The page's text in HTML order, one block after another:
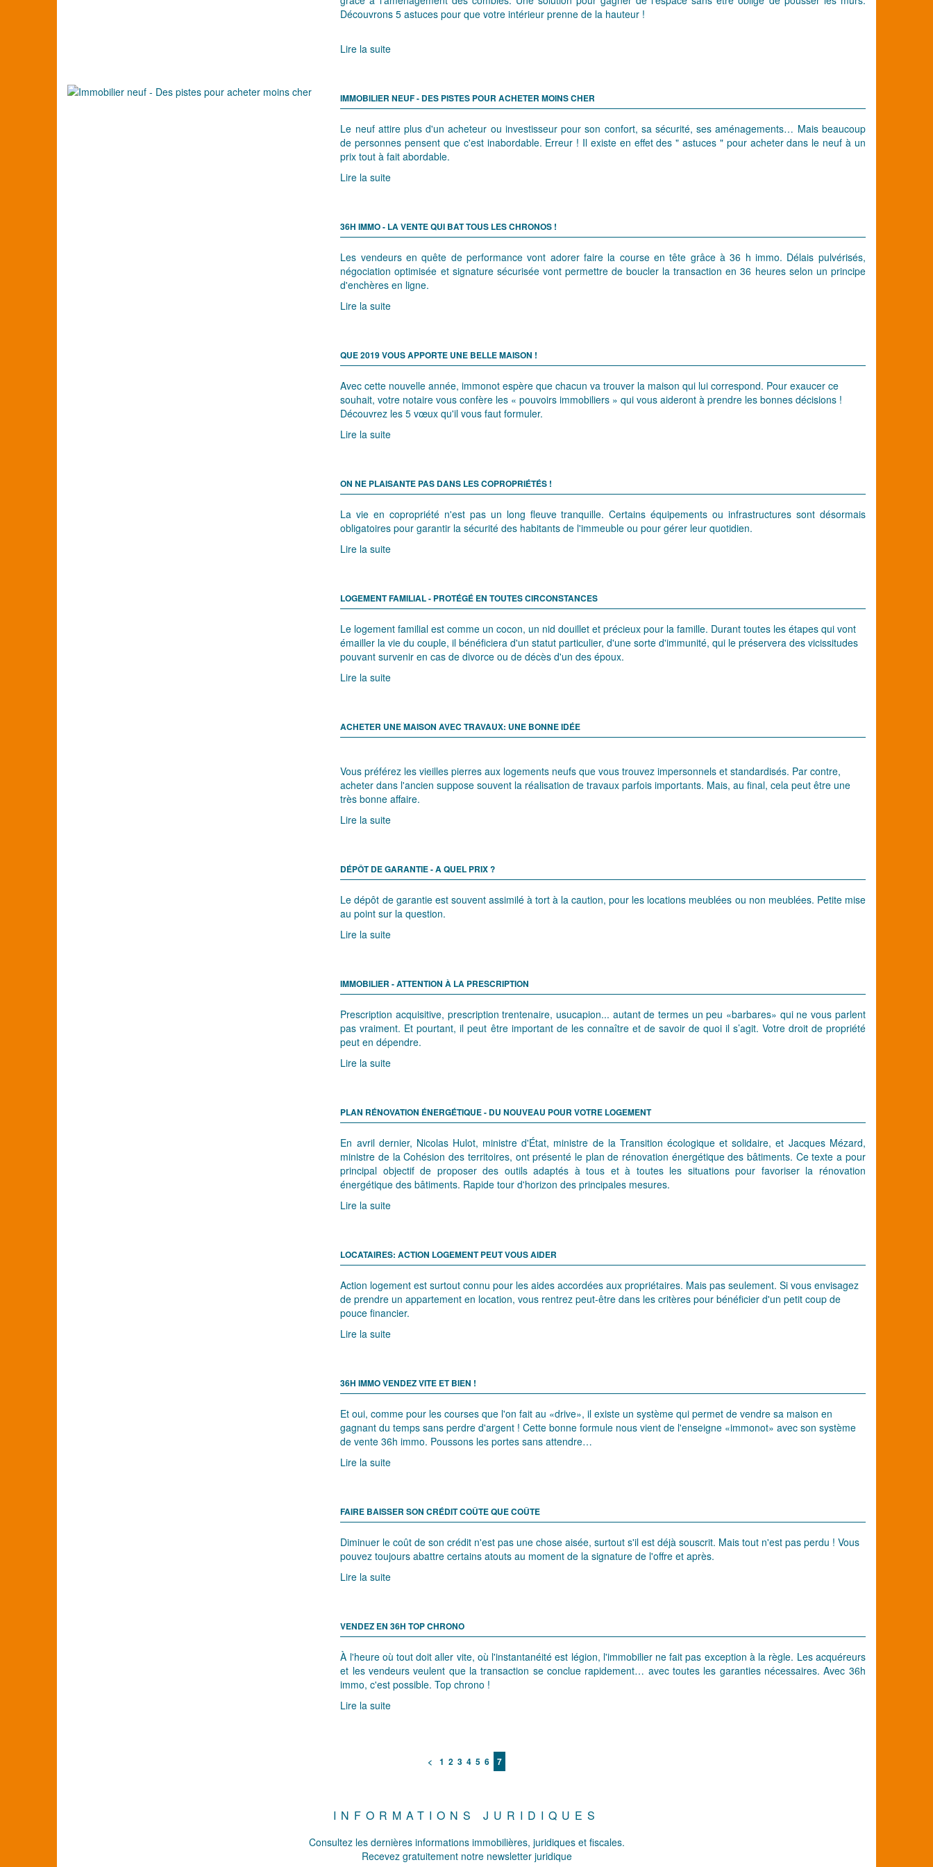
Découvrons 5 astuces pour que votre intérieur prenne de la hauteur !
Lire la suite
IMMOBILIER NEUF - DES PISTES POUR ACHETER MOINS CHER
Le neuf attire plus d'un acheteur ou investisseur pour son confort, sa sécurité, ses aménagements… Mais beaucoup
de personnes pensent que c'est inabordable. Erreur ! Il existe en effet des " astuces " pour acheter dans le neuf à un
prix tout à fait abordable.
Lire la suite
36H IMMO - LA VENTE QUI BAT TOUS LES CHRONOS !
Les vendeurs en quête de performance vont adorer faire la course en tête grâce à 36 h immo. Délais pulvérisés,
négociation optimisée et signature sécurisée vont permettre de boucler la transaction en 36 heures selon un principe
d'enchères en ligne.
Lire la suite
QUE 2019 VOUS APPORTE UNE BELLE MAISON !
Avec cette nouvelle année, immonot espère que chacun va trouver la maison qui lui correspond. Pour exaucer ce
souhait, votre notaire vous confère les « pouvoirs immobiliers » qui vous aideront à prendre les bonnes décisions !
Découvrez les 5 vœux qu'il vous faut formuler.
Lire la suite
ON NE PLAISANTE PAS DANS LES COPROPRIÉTÉS !
La vie en copropriété n'est pas un long fleuve tranquille. Certains équipements ou infrastructures sont désormais
obligatoires pour garantir la sécurité des habitants de l'immeuble ou pour gérer leur quotidien.
Lire la suite
LOGEMENT FAMILIAL - PROTÉGÉ EN TOUTES CIRCONSTANCES
Le logement familial est comme un cocon, un nid douillet et précieux pour la famille. Durant toutes les étapes qui vont
émailler la vie du couple, il bénéficiera d'un statut particulier, d'une sorte d'immunité, qui le préservera des vicissitudes
pouvant survenir en cas de divorce ou de décès d'un des époux.
Lire la suite
ACHETER UNE MAISON AVEC TRAVAUX: UNE BONNE IDÉE
Vous préférez les vieilles pierres aux logements neufs que vous trouvez impersonnels et standardisés. Par contre,
acheter dans l'ancien suppose souvent la réalisation de travaux parfois importants. Mais, au final, cela peut être une
très bonne affaire.
Lire la suite
DÉPÔT DE GARANTIE - A QUEL PRIX ?
Le dépôt de garantie est souvent assimilé à tort à la caution, pour les locations meublées ou non meublées. Petite mise
au point sur la question.
Lire la suite
IMMOBILIER - ATTENTION À LA PRESCRIPTION
Prescription acquisitive, prescription trentenaire, usucapion... autant de termes un peu «barbares» qui ne vous parlent
pas vraiment. Et pourtant, il peut être important de les connaître et de savoir de quoi il s’agit. Votre droit de propriété
peut en dépendre.
Lire la suite
PLAN RÉNOVATION ÉNERGÉTIQUE - DU NOUVEAU POUR VOTRE LOGEMENT
En avril dernier, Nicolas Hulot, ministre d'État, ministre de la Transition écologique et solidaire, et Jacques Mézard,
ministre de la Cohésion des territoires, ont présenté le plan de rénovation énergétique des bâtiments. Ce texte a pour
principal objectif de proposer des outils adaptés à tous et à toutes les situations pour favoriser la rénovation
énergétique des bâtiments. Rapide tour d'horizon des principales mesures.
Lire la suite
LOCATAIRES: ACTION LOGEMENT PEUT VOUS AIDER
Action logement est surtout connu pour les aides accordées aux propriétaires. Mais pas seulement. Si vous envisagez
de prendre un appartement en location, vous rentrez peut-être dans les critères pour bénéficier d'un petit coup de
pouce financier.
Lire la suite
36H IMMO VENDEZ VITE ET BIEN !
Et oui, comme pour les courses que l'on fait au «drive», il existe un système qui permet de vendre sa maison en
gagnant du temps sans perdre d'argent ! Cette bonne formule nous vient de l'enseigne «immonot» avec son système
de vente 36h immo. Poussons les portes sans attendre…
Lire la suite
FAIRE BAISSER SON CRÉDIT COÛTE QUE COÛTE
Diminuer le coût de son crédit n'est pas une chose aisée, surtout s'il est déjà souscrit. Mais tout n'est pas perdu ! Vous
pouvez toujours abattre certains atouts au moment de la signature de l'offre et après.
Lire la suite
VENDEZ EN 36H TOP CHRONO
À l'heure où tout doit aller vite, où l'instantanéité est légion, l'immobilier ne fait pas exception à la règle. Les acquéreurs
et les vendeurs veulent que la transaction se conclue rapidement… avec toutes les garanties nécessaires. Avec 36h
immo, c'est possible. Top chrono !
Lire la suite
< 1 2 3 4 5 6 7
INFORMATIONS JURIDIQUES
Consultez les dernières informations immobilières, juridiques et fiscales.
Recevez gratuitement notre newsletter juridique